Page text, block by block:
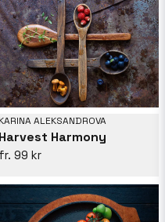
KARINA ALEKSANDROVA
Harvest Harmony
99 kr